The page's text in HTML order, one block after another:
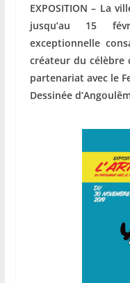
EXPOSITION – La
jusqu’au 15
exceptionnelle
créateur du célèbre
partenariat avec le
Dessinée